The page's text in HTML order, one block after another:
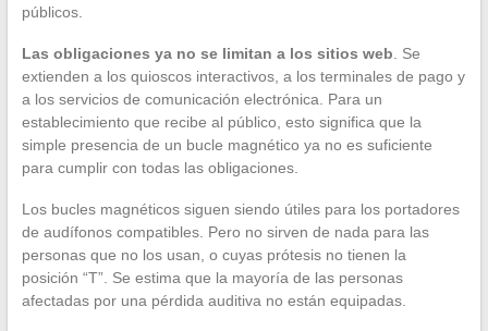
públicos.
Las obligaciones ya no se limitan a los sitios web . Se
extienden a los quioscos interactivos, a los terminales de pago y
a los servicios de comunicación electrónica. Para un
establecimiento que recibe al público, esto significa que la
simple presencia de un bucle magnético ya no es suficiente
para cumplir con todas las obligaciones.
Los bucles magnéticos siguen siendo útiles para los portadores
de audífonos compatibles. Pero no sirven de nada para las
personas que no los usan, o cuyas prótesis no tienen la
posición “T”. Se estima que la mayoría de las personas
afectadas por una pérdida auditiva no están equipadas.